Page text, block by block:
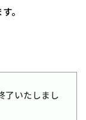
。
了いたしまし